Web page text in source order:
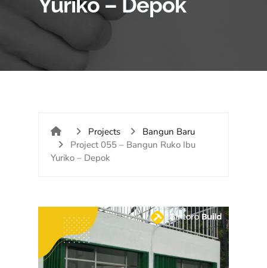
Projects
Bangun Baru
Project 055 – Bangun Ruko Ibu
Yuriko – Depok